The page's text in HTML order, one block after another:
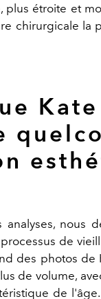
étroite et
chirurgicale la
nous
de
des photos de
de volume,
de